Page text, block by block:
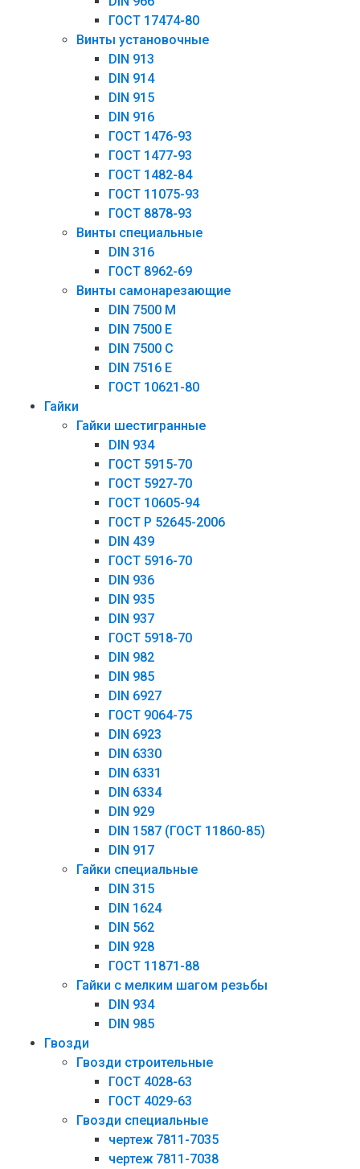
ГОСТ 17474-80
Винты установочные
DIN 913
DIN 914
DIN 915
DIN 916
ГОСТ 1476-93
ГОСТ 1477-93
ГОСТ 1482-84
ГОСТ 11075-93
ГОСТ 8878-93
Винты специальные
DIN 316
ГОСТ 8962-69
Винты самонарезающие
DIN 7500 М
DIN 7500 Е
DIN 7500 С
DIN 7516 E
ГОСТ 10621-80
Гайки
Гайки шестигранные
DIN 934
ГОСТ 5915-70
ГОСТ 5927-70
ГОСТ 10605-94
ГОСТ Р 52645-2006
DIN 439
ГОСТ 5916-70
DIN 936
DIN 935
DIN 937
ГОСТ 5918-70
DIN 982
DIN 985
DIN 6927
ГОСТ 9064-75
DIN 6923
DIN 6330
DIN 6331
DIN 6334
DIN 929
DIN 1587 (ГОСТ 11860-85)
DIN 917
Гайки специальные
DIN 315
DIN 1624
DIN 562
DIN 928
ГОСТ 11871-88
Гайки с мелким шагом резьбы
DIN 934
DIN 985
Гвозди
Гвозди строительные
ГОСТ 4028-63
ГОСТ 4029-63
Гвозди специальные
чертеж 7811-7035
чертеж 7811-7038